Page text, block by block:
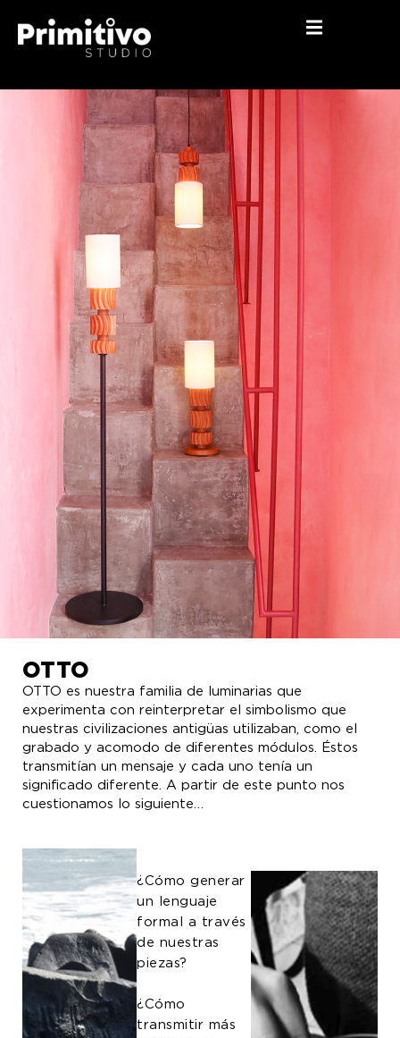
OTTO
OTTO es nuestra familia de luminarias que
experimenta con reinterpretar el simbolismo que
nuestras civilizaciones antigüas utilizaban, como el
grabado y acomodo de diferentes módulos. Éstos
transmitían un mensaje y cada uno tenía un
significado diferente. A partir de este punto nos
cuestionamos lo siguiente…
¿Cómo generar
un lenguaje
formal a través
de nuestras
piezas?
¿Cómo
transmitir más